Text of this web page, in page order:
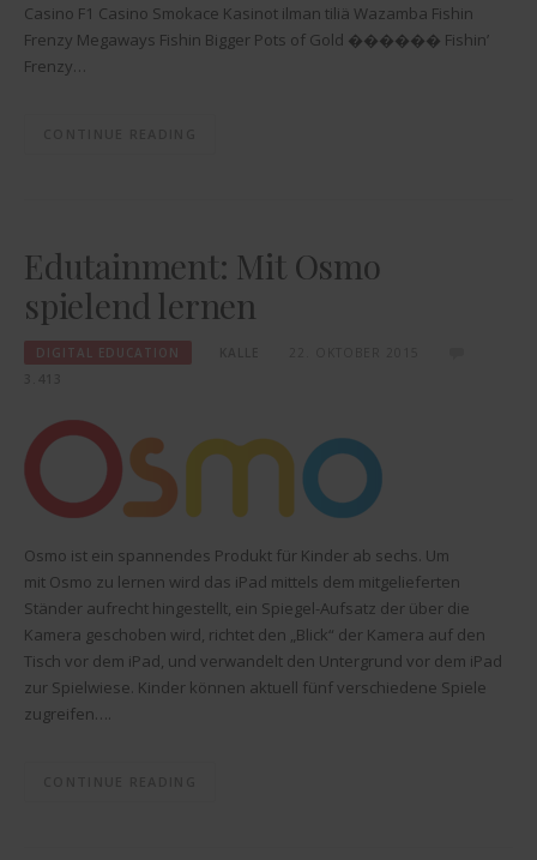
Casino F1 Casino Smokace Kasinot ilman tiliä Wazamba Fishin
Frenzy Megaways Fishin Bigger Pots of Gold ������ Fishin’
Frenzy…
Edutainment: Mit Osmo
spielend lernen
DIGITAL EDUCATION
Osmo ist ein spannendes Produkt für Kinder ab sechs. Um
mit Osmo zu lernen wird das iPad mittels dem mitgelieferten
Ständer aufrecht hingestellt, ein Spiegel-Aufsatz der über die
Kamera geschoben wird, richtet den „Blick“ der Kamera auf den
Tisch vor dem iPad, und verwandelt den Untergrund vor dem iPad
zur Spielwiese. Kinder können aktuell fünf verschiedene Spiele
zugreifen….